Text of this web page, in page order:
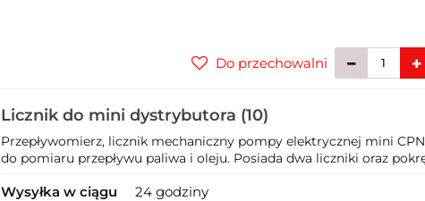
Do przechowalni
Licznik do mini dystrybutora (10)
Przepływomierz, licznik mechaniczny pompy elektrycznej mini
do pomiaru przepływu paliwa i oleju. Posiada dwa liczniki oraz
Wysyłka w ciągu 24 godziny